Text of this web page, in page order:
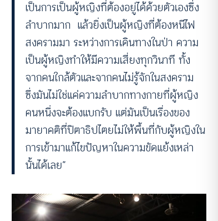
เป็นการเป็นผู้หญิงที่ต้องอยู่ได้ด้วยตัวเองซึ่ง
ลำบากมาก แล้วยิ่งเป็นผู้หญิงที่ต้องหนีไฟ
สงครามมา ระหว่างการเดินทางในป่า ความ
เป็นผู้หญิงทำให้มีความเสี่ยงทุกวินาที ทั้ง
จากคนใกล้ตัวและจากคนไม่รู้จักในสงคราม
ซึ่งมันไม่ใช่แค่ความลำบากทางกายที่ผู้หญิง
คนหนึ่งจะต้องแบกรับ แต่มันเป็นเรื่องของ
มายาคติที่ปิตาธิปไตยไม่ให้พื้นที่กับผู้หญิงใน
การเข้ามาแก้ไขปัญหาในความขัดแย้งเหล่า
นั้นได้เลย”